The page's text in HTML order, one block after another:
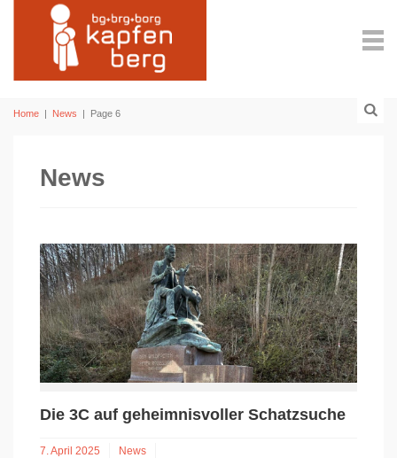
Home | News | Page 6
News
Die 3C auf geheimnisvoller Schatzsuche
7. April 2025 News